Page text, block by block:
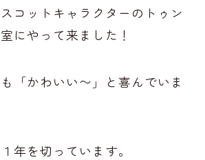
コットキャラクターのトゥン
にやって来ました！
「かわいい〜」と喜んでいま
年を切っています。